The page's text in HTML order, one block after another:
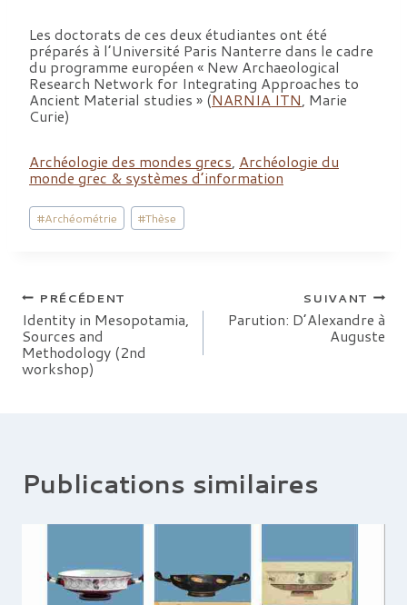
Les doctorats de ces deux étudiantes ont été
préparés à l’Université Paris Nanterre dans le cadre
du programme européen « New Archaeological
Research Network for Integrating Approaches to
Ancient Material studies » (NARNIA ITN, Marie
Curie)
Archéologie des mondes grecs, Archéologie du
monde grec & systèmes d’information
Étiquettes
de
#Archéométrie #Thèse
Navigation
de
l’article
PRÉCÉDENT
Identity in Mesopotamia,
Sources and
Methodology (2nd
workshop)
SUIVANT
Parution: D’Alexandre à
Auguste
Publications similaires